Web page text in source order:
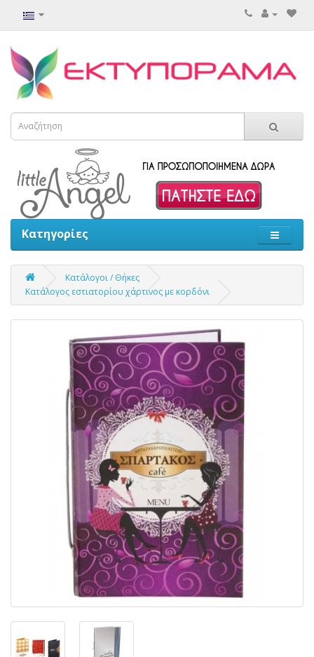
Κατηγορίες
Κατάλογοι / Θήκες
Κατάλογος εστιατορίου χάρτινος με κορδόνι